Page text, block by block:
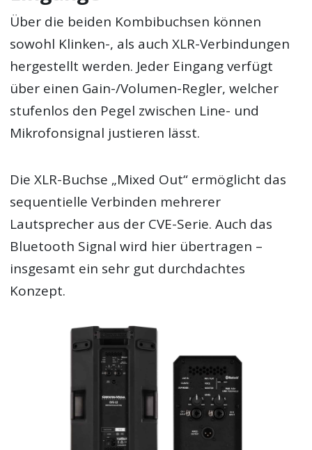
Über die beiden Kombibuchsen können
sowohl Klinken-, als auch XLR-Verbindungen
hergestellt werden. Jeder Eingang verfügt
über einen Gain-/Volumen-Regler, welcher
stufenlos den Pegel zwischen Line- und
Mikrofonsignal justieren lässt.
Die XLR-Buchse „Mixed Out“ ermöglicht das
sequentielle Verbinden mehrerer
Lautsprecher aus der CVE-Serie. Auch das
Bluetooth Signal wird hier übertragen –
insgesamt ein sehr gut durchdachtes
Konzept.